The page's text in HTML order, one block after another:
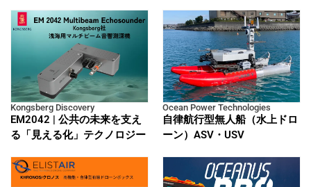
Kongsberg Discovery
EM2042 | 公共の未来を支え
る「見える化」テクノロジー
Ocean Power Technologies
自律航行型無人船（水上ドロ
ーン）ASV・USV